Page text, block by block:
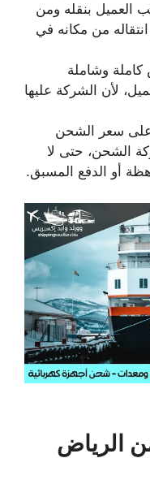
العميل بنقله ومن
من مكانه في
وشاملة
لأن الشركة عليها
سعر الشحن
الشحن، حتى لا
أو الدفع المسبق.
الرياض